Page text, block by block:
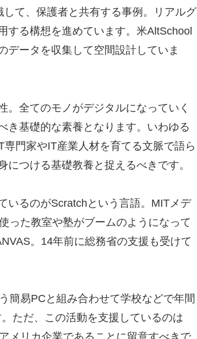
して、保護者と共有する事例。リアルグ
する構想を進めています。米AltSchool
データを収集して空間設計していま
。全てのモノがデジタルになっていく
き基礎的な素養となります。いわゆる
門家やIT産業人材を育てる文脈で語ら
つける基礎教養と捉えるべきです。
いるのがScratchという言語。MITメデ
った教室や塾がブームのようになって
。14年前に総務省の支援も受けて
簡易PCと組み合わせて学校などで年間
ただ、この活動を支援しているのは